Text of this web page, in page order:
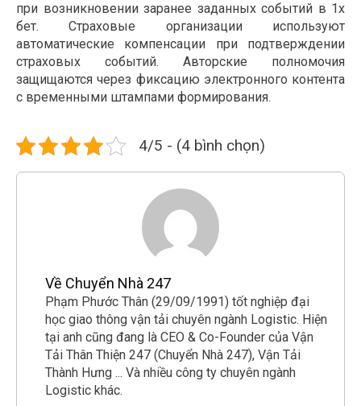
при возникновении заранее заданных событий в 1х
бет. Страховые организации используют
автоматические компенсации при подтверждении
страховых событий. Авторские полномочия
защищаются через фиксацию электронного контента
с временными штампами формирования.
4/5 - (4 bình chọn)
Về Chuyển Nhà 247
Phạm Phước Thân (29/09/1991) tốt nghiệp đại
học giao thông vận tải chuyên ngành Logistic. Hiện
tại anh cũng đang là CEO & Co-Founder của Vận
Tải Thân Thiện 247 (Chuyển Nhà 247), Vận Tải
Thành Hưng ... Và nhiều công ty chuyên ngành
Logistic khác.